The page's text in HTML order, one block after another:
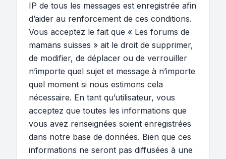
IP de tous les messages est enregistrée afin
d’aider au renforcement de ces conditions.
Vous acceptez le fait que « Les forums de
mamans suisses » ait le droit de supprimer,
de modifier, de déplacer ou de verrouiller
n’importe quel sujet et message à n’importe
quel moment si nous estimons cela
nécessaire. En tant qu’utilisateur, vous
acceptez que toutes les informations que
vous avez renseignées soient enregistrées
dans notre base de données. Bien que ces
informations ne seront pas diffusées à une